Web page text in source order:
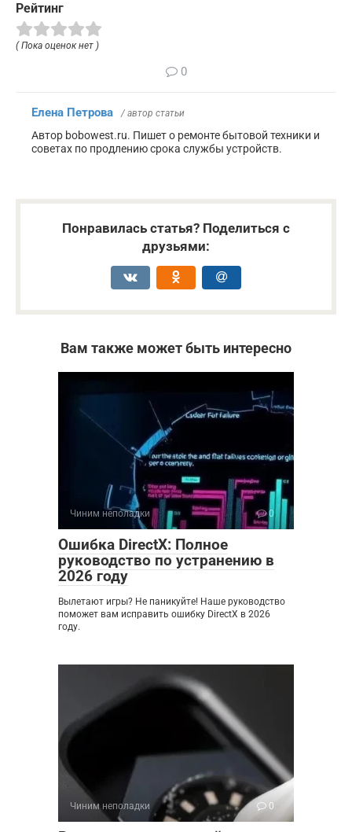
Рейтинг
( Пока оценок нет )
0
Елена Петрова / автор статьи
Автор bobowest.ru. Пишет о ремонте бытовой техники и
советах по продлению срока службы устройств.
Понравилась статья? Поделиться с
друзьями:
Вам также может быть интересно
Чиним неполадки 0
Ошибка DirectX: Полное
руководство по устранению в
2026 году
Вылетают игры? Не паникуйте! Наше руководство
поможет вам исправить ошибку DirectX в 2026
году.
Чиним неполадки 0